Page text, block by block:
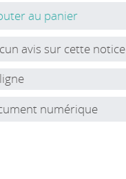
au panier
avis sur cette notice.
numérique